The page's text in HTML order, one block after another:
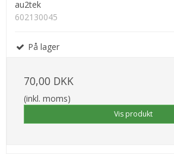
au2tek
602130045
På lager
70,00 DKK
(inkl. moms)
Vis produkt